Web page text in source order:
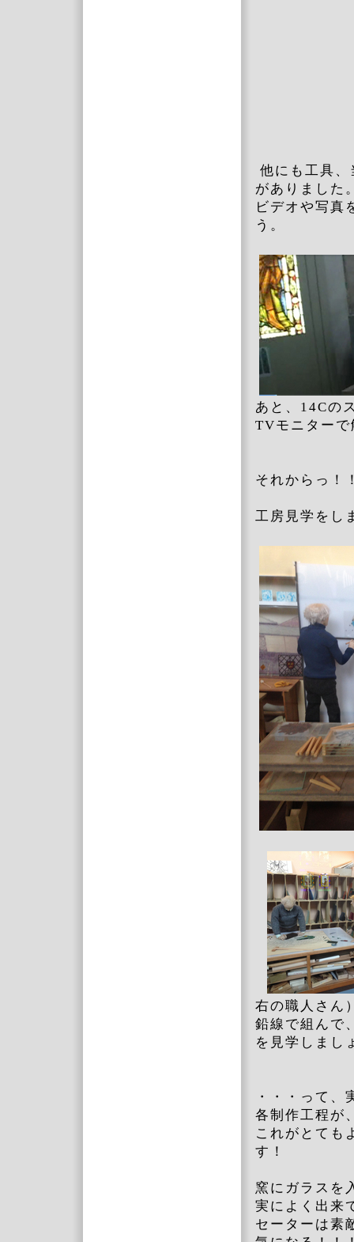
他にも工具
がありました
ビデオや写真
う。
あと、14Cの
TVモニター
それからっ！
工房見
右の職人さん
鉛線で組んで
を見学しまし
・・・って、
各制作工程が
これがとても
す！
窯にガラスを
実によく出来
セーターは素